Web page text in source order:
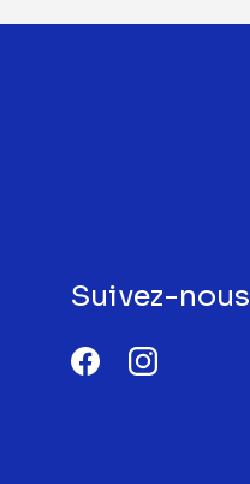
Suivez-nous